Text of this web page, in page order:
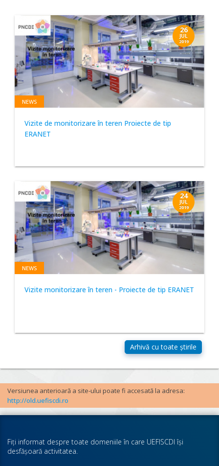
26
JUL
2019
NEWS
Vizite de monitorizare în teren Proiecte de tip
ERANET
24
JUL
2019
NEWS
Vizite monitorizare în teren - Proiecte de tip ERANET
Versiunea anterioară a site-ului poate fi accesată la adresa:
http://old.uefiscdi.ro
Fiţi informat despre toate domeniile în care UEFISCDI îşi
desfăşoară activitatea.